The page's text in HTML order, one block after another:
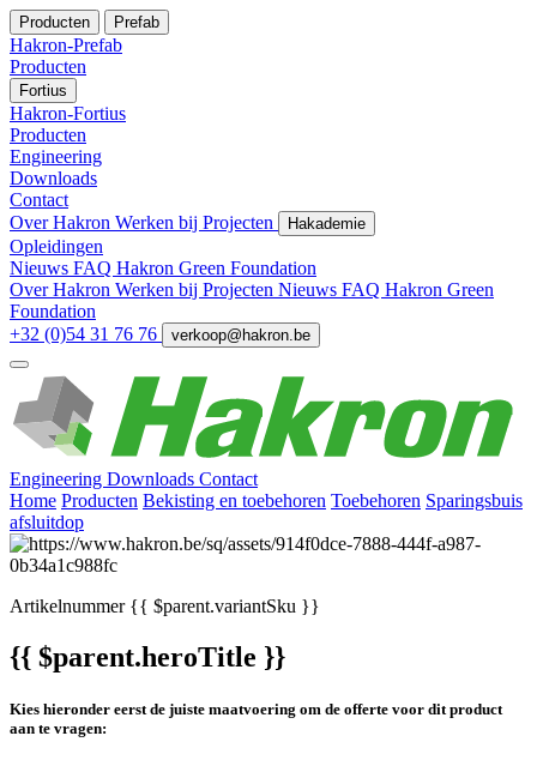
Producten Prefab
Hakron-Prefab
Producten
Fortius
Hakron-Fortius
Producten
Engineering
Downloads
Contact
Over Hakron Werken bij Projecten Hakademie
Opleidingen
Nieuws FAQ Hakron Green Foundation
Over Hakron Werken bij Projecten Nieuws FAQ Hakron Green
Foundation
+32 (0)54 31 76 76
verkoop@hakron.be
Engineering Downloads Contact
Home Producten Bekisting en toebehoren Toebehoren Sparingsbuis
afsluitdop
Artikelnummer{{ $parent.variantSku }}
{{ $parent.heroTitle }}
Kies hieronder eerst de juiste maatvoering om de offerte voor dit product
aan te vragen: